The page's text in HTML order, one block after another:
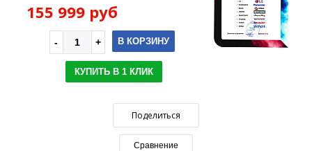
155 999 руб
В КОРЗИНУ
КУПИТЬ В 1 КЛИК
Поделиться
Сравнение